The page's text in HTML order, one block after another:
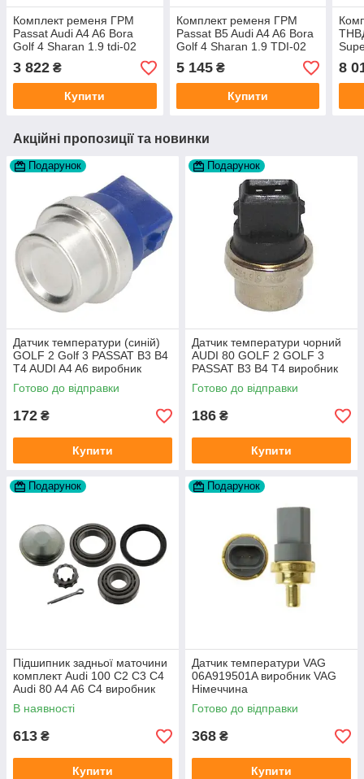
Комплект ременя ГРМ
Passat Audi A4 A6 Bora
Golf 4 Sharan 1.9 tdi-02
виробник DAYCO
3 822 ₴
Купити
Комплект ременя ГРМ
Passat B5 Audi A4 A6 Bora
Golf 4 Sharan 1.9 TDI-02
виробник AUTLOG
5 145₴
Купити
8
Акційні пропозиції та новинки
Подарунок
Датчик температури (синій)
GOLF 2 Golf 3 PASSAT B3 B4
T4 AUDI A4 A6 виробник
Topran Німеччина
Готово до відправки
172 ₴
Купити
Подарунок
Датчик температури чорний
AUDI 80 GOLF 2 GOLF 3
PASSAT B3 B4 T4 виробник
TOPRAN Німеччина
Готово до відправки
186 ₴
Купити
Подарунок
Підшипник задньої маточини
комплект Audi 100 C2 C3 C4
Audi 80 A4 A6 C4 виробник
FAG
В наявності
613 ₴
Купити
Подарунок
Датчик температури VAG
06A919501A виробник VAG
Німеччина
Готово до відправки
368 ₴
Купити